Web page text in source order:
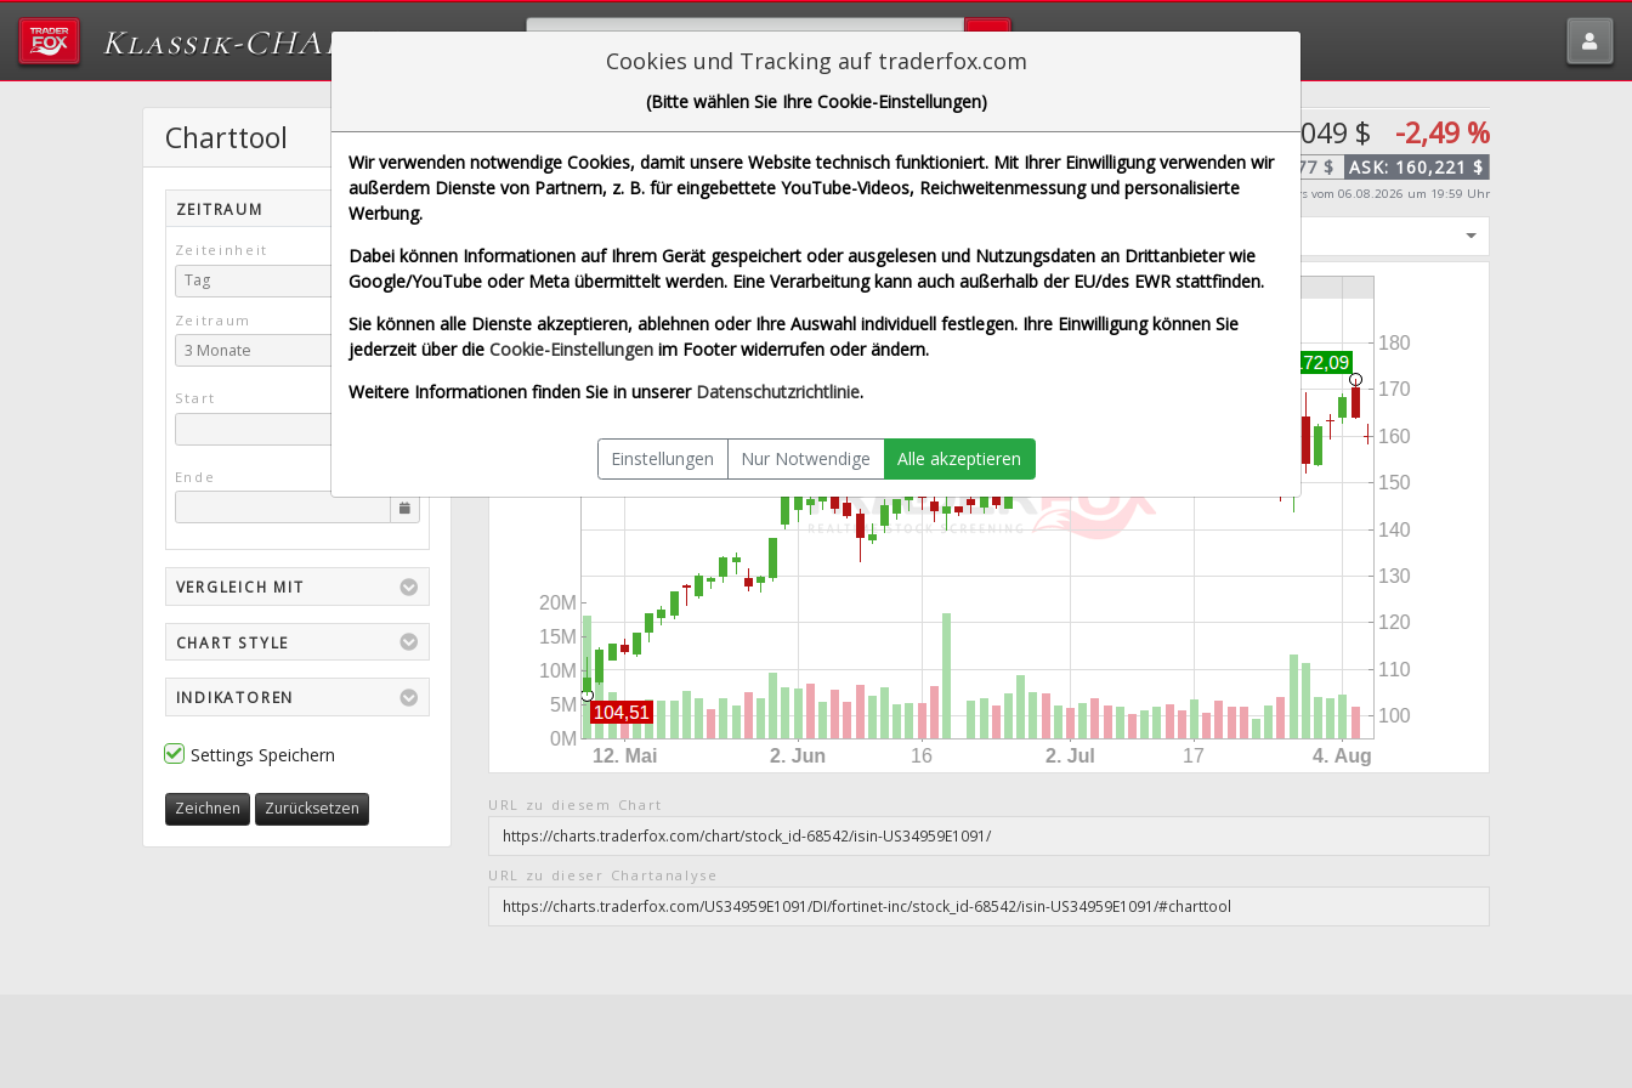
Klassik-CHARTTOOL
Fortinet Inc.
[FTNT | WKN A0YEFE | ISIN US34959E1091]
160,049 $ -2,49 %
BID:159,877 $ ASK: 160,221 $
Echtzeit-Aktienkurs vom 06.08.2026 um 19:59 Uhr
URL zu diesem Chart
URL zu dieser Chartanalyse
Charttool
ZEITRAUM
Zeiteinheit
Tag
Zeitraum
3 Monate
Start
Ende
VERGLEICH MIT
CHART STYLE
INDIKATOREN
Settings Speichern
Zeichnen Zurücksetzen
Cookies und Tracking auf traderfox.com
(Bitte wählen Sie Ihre Cookie-Einstellungen)
Wir verwenden notwendige Cookies, damit unsere Website technisch funktioniert. Mit Ihrer Einwilligung verwenden wir
außerdem Dienste von Partnern, z. B. für eingebettete YouTube-Videos, Reichweitenmessung und personalisierte
Werbung.
Dabei können Informationen auf Ihrem Gerät gespeichert oder ausgelesen und Nutzungsdaten an Drittanbieter wie
Google/YouTube oder Meta übermittelt werden. Eine Verarbeitung kann auch außerhalb der EU/des EWR stattfinden.
Sie können alle Dienste akzeptieren, ablehnen oder Ihre Auswahl individuell festlegen. Ihre Einwilligung können Sie
jederzeit über die Cookie-Einstellungen im Footer widerrufen oder ändern.
Weitere Informationen finden Sie in unserer Datenschutzrichtlinie.
Einstellungen Nur Notwendige Alle akzeptieren